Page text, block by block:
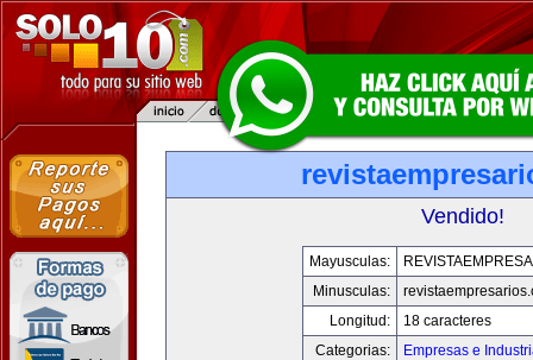
Vendido!
Mayusculas:
Minusculas:
Longitud:
18 caracteres
Categorias:
Empresas e